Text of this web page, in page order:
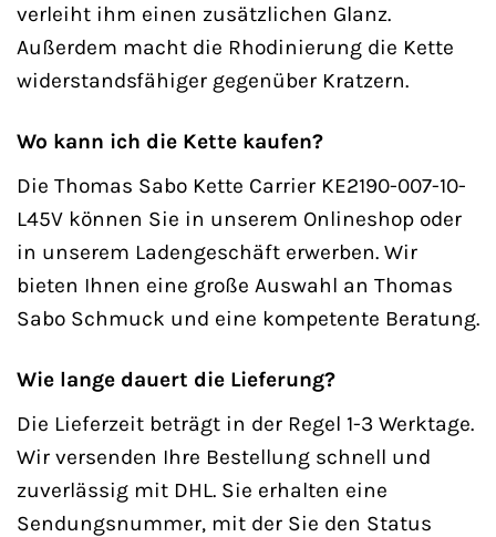
verleiht ihm einen zusätzlichen Glanz.
Außerdem macht die Rhodinierung die Kette
widerstandsfähiger gegenüber Kratzern.
Wo kann ich die Kette kaufen?
Die Thomas Sabo Kette Carrier KE2190-007-10-
L45V können Sie in unserem Onlineshop oder
in unserem Ladengeschäft erwerben. Wir
bieten Ihnen eine große Auswahl an Thomas
Sabo Schmuck und eine kompetente Beratung.
Wie lange dauert die Lieferung?
Die Lieferzeit beträgt in der Regel 1-3 Werktage.
Wir versenden Ihre Bestellung schnell und
zuverlässig mit DHL. Sie erhalten eine
Sendungsnummer, mit der Sie den Status